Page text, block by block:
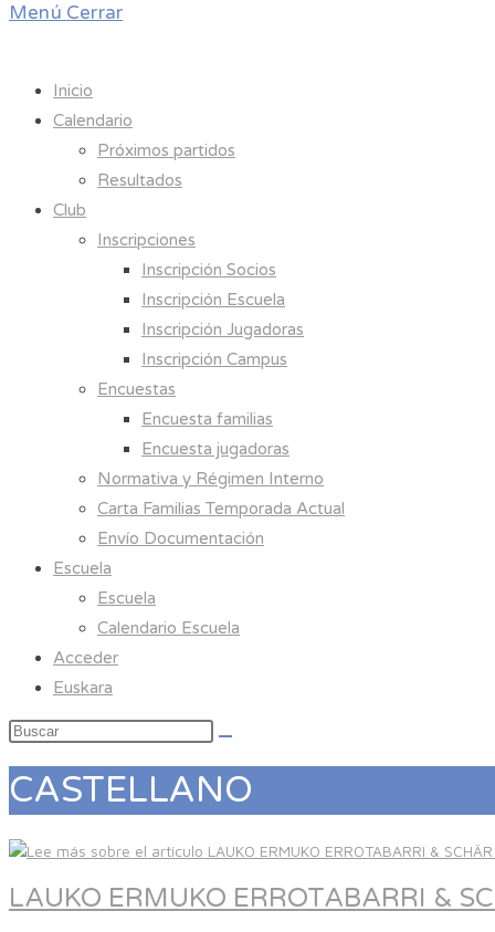
Menú Cerrar
Inicio
Calendario
Próximos partidos
Resultados
Club
Inscripciones
Inscripción Socios
Inscripción Escuela
Inscripción Jugadoras
Inscripción Campus
Encuestas
Encuesta familias
Encuesta jugadoras
Normativa y Régimen Interno
Carta Familias Temporada Actual
Envío Documentación
Escuela
Escuela
Calendario Escuela
Acceder
Euskara
CASTELLANO
LAUKO ERMUKO ERROTABARRI &